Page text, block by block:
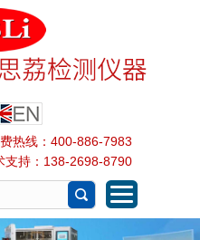
热线：400-886-7983
支持：138-2698-8790